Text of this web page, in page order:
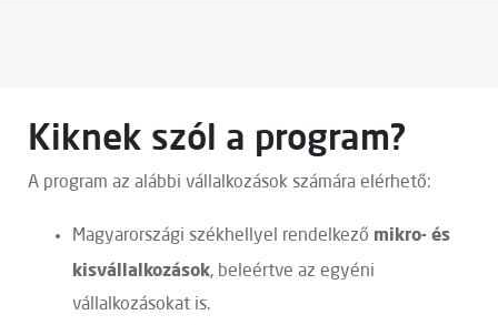
Kiknek szól a program?
A program az alábbi vállalkozások számára elérhető:
Magyarországi székhellyel rendelkező mikro- és
kisvállalkozások, beleértve az egyéni
vállalkozásokat is.